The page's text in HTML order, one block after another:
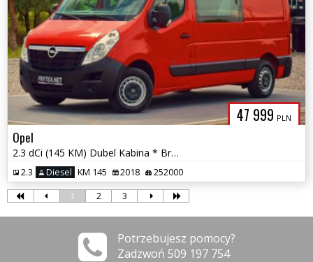
47 999 PLN
Opel
2.3 dCi (145 KM) Dubel Kabina * Brygadówka * 7 os. * Klimatyzacja *
2.3 Diesel KM 145 2018 252000
1 2 3
Potrzebujesz pomocy?
Zadzwoń 509 197 754